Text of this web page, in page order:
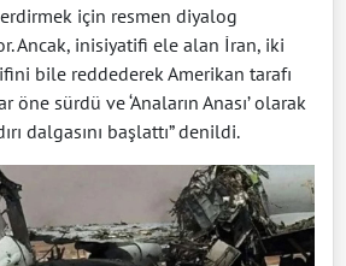
için resmen diyalog
Ancak, inisiyatifi ele alan İran, iki
bile reddederek Amerikan tarafı
öne sürdü ve ‘Anaların Anası’ olarak
dalgasını başlattı” denildi.